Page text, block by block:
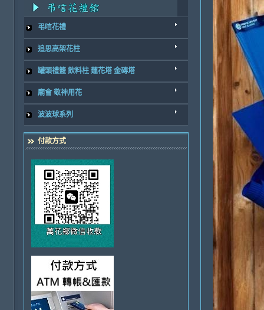
弔唁花禮
追思高架花柱
罐頭禮籃 飲料柱 蓮花塔 金磚塔
廟會 敬神用花
波波球系列
付款方式